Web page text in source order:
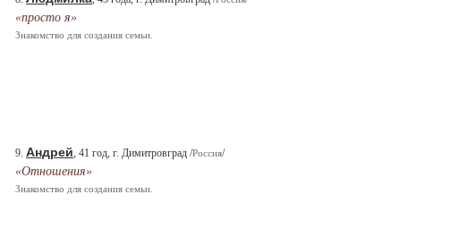
«просто я»
Знакомство для создания семьи.
9. Андрей, 41 год, г. Димитровград /Россия/
«Отношения»
Знакомство для создания семьи.